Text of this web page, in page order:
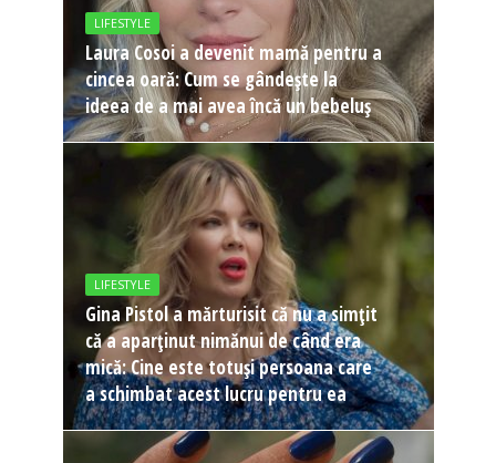
LIFESTYLE
Laura Cosoi a devenit mamă pentru a
cincea oară: Cum se gândește la
ideea de a mai avea încă un bebeluș
LIFESTYLE
Gina Pistol a mărturisit că nu a simțit
că a aparținut nimănui de când era
mică: Cine este totuși persoana care
a schimbat acest lucru pentru ea